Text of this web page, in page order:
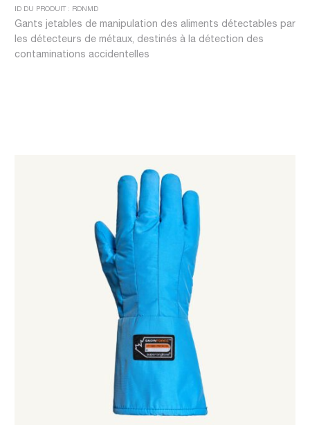
ID DU PRODUIT : RDNMD
Gants jetables de manipulation des aliments détectables par
les détecteurs de métaux, destinés à la détection des
contaminations accidentelles